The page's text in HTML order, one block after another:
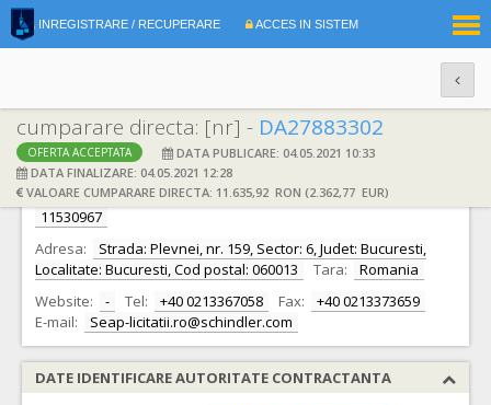
INREGISTRARE / RECUPERARE ACCES IN SISTEM
cumparare directa: [nr] - DA27883302
OFERTA ACCEPTATA
DATA PUBLICARE: 04.05.2021 10:33
DATA FINALIZARE: 04.05.2021 12:28
VALOARE CUMPARARE DIRECTA: 11.635,92 RON (2.362,77 EUR)
DATE IDENTIFICARE OFERTANT
Ofertant: S.C. SCHINDLER ROMANIA S.R.L. S.R.L.
CIF:
11530967
Adresa:
Strada: Plevnei, nr. 159, Sector: 6, Judet: Bucuresti,
Localitate: Bucuresti, Cod postal: 060013
Tara:
Romania
Website:
- Tel: +40 0213367058 Fax:
+40 0213373659
E-mail:
Seap-licitatii.ro@schindler.com
DATE IDENTIFICARE AUTORITATE CONTRACTANTA